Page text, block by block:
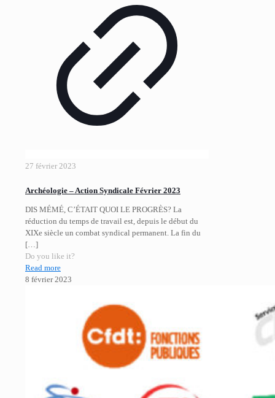
27 février 2023
Archéologie – Action Syndicale Février 2023
DIS MÉMÉ, C’ÉTAIT QUOI LE PROGRÈS? La
réduction du temps de travail est, depuis le début du
XIXe siècle un combat syndical permanent. La fin du
[…]
Do you like it?
Read more
8 février 2023